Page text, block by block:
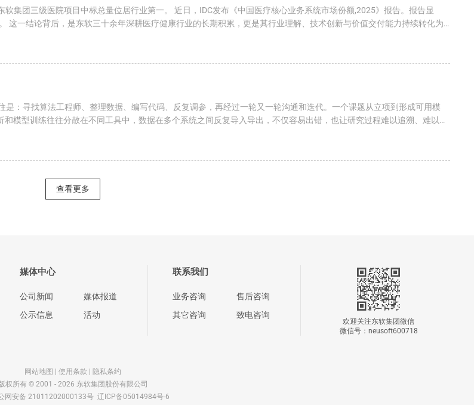
集团三级医院项目中标总量位居行业第一。 近日，IDC发布《中国医疗核心业务系统市场份额,2025》报告。报告显
一结论背后，是东软三十余年深耕医疗健康行业的长期积累，更是其行业理解、技术创新与价值交付能力持续转化为
：寻找算法工程师、整理数据、编写代码、反复调参，再经过一轮又一轮沟通和迭代。一个课题从立项到形成可用模
模型训练往往分散在不同工具中，数据在多个系统之间反复导入导出，不仅容易出错，也让研究过程难以追溯、难以复
查看更多
媒体中心
公司新闻
媒体报道
公示信息
活动
联系我们
业务咨询
售后咨询
其它咨询
致电咨询
欢迎关注东软集团微信
微信号：neusoft600718
网站地图 | 使用条款 | 隐私条约
权所有 © 2001 - 2026 东软集团股份有限公司
网安备 21011202000133号 辽ICP备05014984号-6